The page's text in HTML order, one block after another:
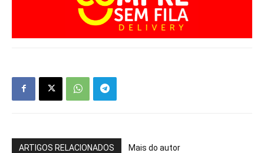
ARTIGOS RELACIONADOS Mais do autor